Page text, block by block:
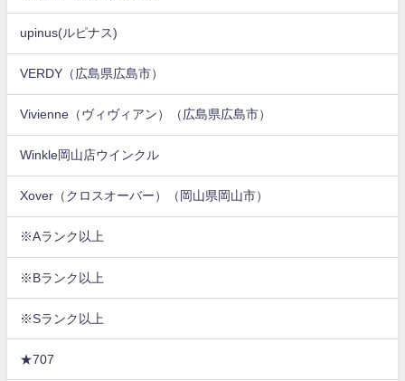
upinus(ルピナス)
VERDY（広島県広島市）
Vivienne（ヴィヴィアン）（広島県広島市）
Winkle岡山店ウインクル
Xover（クロスオーバー）（岡山県岡山市）
※Aランク以上
※Bランク以上
※Sランク以上
★707